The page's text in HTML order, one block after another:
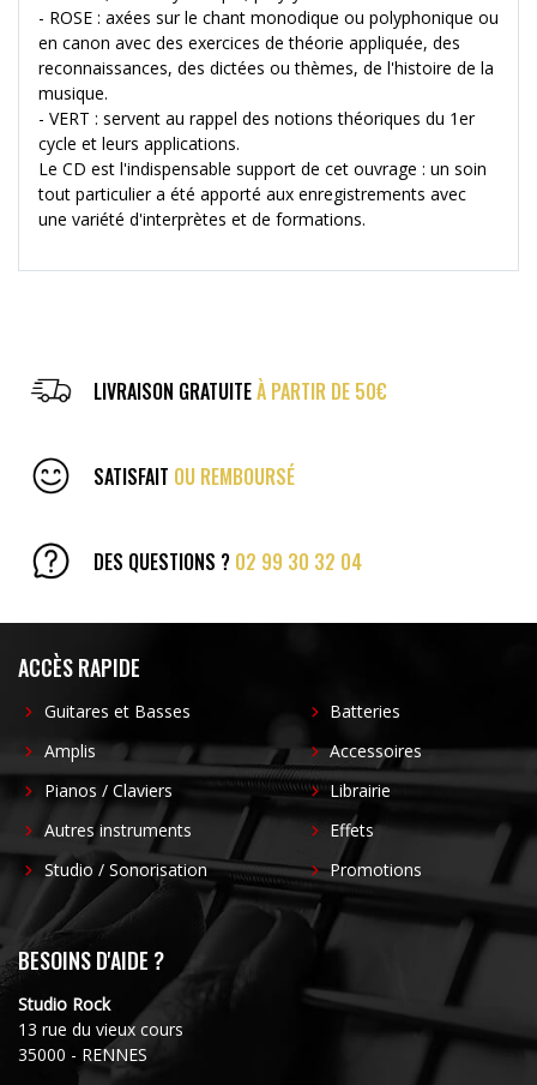
- ROSE : axées sur le chant monodique ou polyphonique ou
en canon avec des exercices de théorie appliquée, des
reconnaissances, des dictées ou thèmes, de l'histoire de la
musique.
- VERT : servent au rappel des notions théoriques du 1er
cycle et leurs applications.
Le CD est l'indispensable support de cet ouvrage : un soin
tout particulier a été apporté aux enregistrements avec
une variété d'interprètes et de formations.
LIVRAISON GRATUITEÀ PARTIR DE 50€
SATISFAIT OU REMBOURSÉ
DES QUESTIONS ? 02 99 30 32 04
ACCÈS RAPIDE
Guitares et Basses
Amplis
Pianos / Claviers
Autres instruments
Studio / Sonorisation
Batteries
Accessoires
Librairie
Effets
Promotions
BESOINS D'AIDE ?
Studio Rock
13 rue du vieux cours
35000 - RENNES